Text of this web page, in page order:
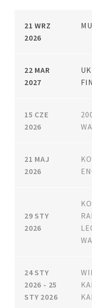
21 WRZ
2026
22 MAR
2027
15 CZE
2026
21 MAJ
2026
29 STY
2026
24 STY
2026 - 25
STY 2026